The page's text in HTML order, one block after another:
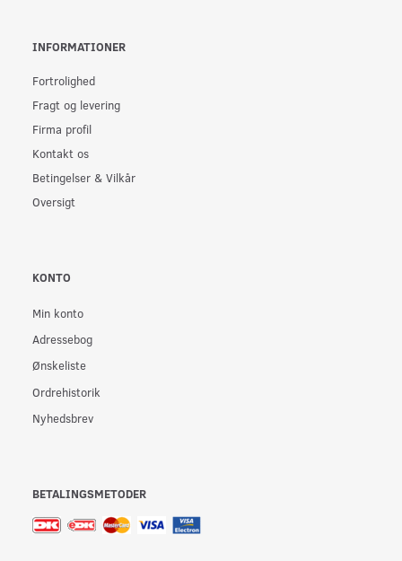
INFORMATIONER
Fortrolighed
Fragt og levering
Firma profil
Kontakt os
Betingelser & Vilkår
Oversigt
KONTO
Min konto
Adressebog
Ønskeliste
Ordrehistorik
Nyhedsbrev
BETALINGSMETODER